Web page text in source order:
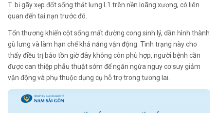
T. bị gãy xẹp đốt sống thắt lưng L1 trên nền loãng xương, có liên
quan đến tai nạn trước đó.
Tổn thương khiến cột sống mất đường cong sinh lý, dần hình thành
gù lưng và làm hạn chế khả năng vận động. Tình trạng này cho
thấy điều trị bảo tồn giờ đây không còn phù hợp, người bệnh cần
được can thiệp phẫu thuật sớm để ngăn ngừa nguy cơ suy giảm
vận động và phụ thuộc dụng cụ hỗ trợ trong tương lai.